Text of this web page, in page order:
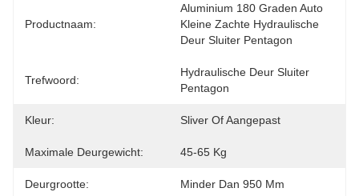
Productnaam:
Aluminium 180 Graden Auto
Kleine Zachte Hydraulische
Deur Sluiter Pentagon
Trefwoord:
Hydraulische Deur Sluiter
Pentagon
Kleur: Sliver Of Aangepast
Maximale Deurgewicht: 45-65 Kg
Deurgrootte: Minder Dan 950 Mm